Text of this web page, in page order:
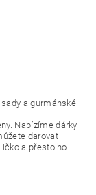
a gurmánské
Nabízíme dárky
darovat
a přesto ho